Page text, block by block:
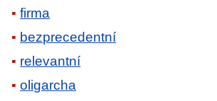
firma
bezprecedentní
relevantní
oligarcha